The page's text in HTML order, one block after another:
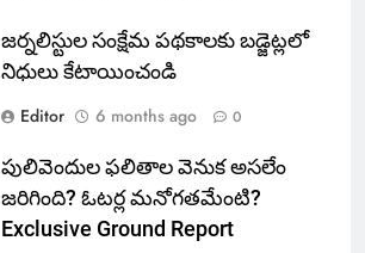
జర్నలిస్టుల సంక్షేమ పథకాలకు బడ్జెట్లలో
నిధులు కేటాయించండి
Editor
6 months ago 0
పులివెందుల ఫలితాల వెనుక అసలేం
జరిగింది? ఓటర్ల మనోగతమేంటి?
Exclusive Ground Report